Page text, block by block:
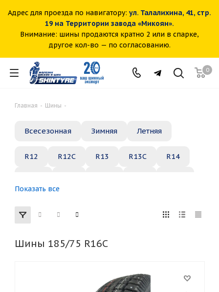
Адрес для проезда по навигатору: ул. Талалихина, 41, стр.
19 на Территории завода «Микоян».
Внимание: шины продаются кратно 2 или в спарке,
другое кол-во — по согласованию.
0
Главная - Шины -
Всесезонная Зимняя Летняя
R12 R12C R13 R13C R14
R22
155 165 185
285 295
Показать все
Шины 185/75 R16C